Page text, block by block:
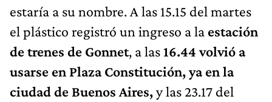
estaría a su nombre. A las 15.15 del martes
el plástico registró un ingreso a la estación
de trenes de Gonnet, a las16.44 volvió a
usarse en Plaza Constitución, ya en la
ciudad de Buenos Aires,y las 23.17 del